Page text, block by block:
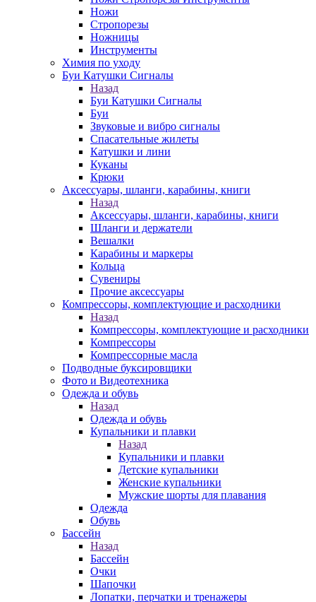
Ножи
Стропорезы
Ножницы
Инструменты
Химия по уходу
Буи Катушки Сигналы
Назад
Буи Катушки Сигналы
Буи
Звуковые и вибро сигналы
Спасательные жилеты
Катушки и лини
Куканы
Крюки
Аксессуары, шланги, карабины, книги
Назад
Аксессуары, шланги, карабины, книги
Шланги и держатели
Вешалки
Карабины и маркеры
Кольца
Сувениры
Прочие аксессуары
Компрессоры, комплектующие и расходники
Назад
Компрессоры, комплектующие и расходники
Компрессоры
Компрессорные масла
Подводные буксировщики
Фото и Видеотехника
Одежда и обувь
Назад
Одежда и обувь
Купальники и плавки
Назад
Купальники и плавки
Детские купальники
Женские купальники
Мужские шорты для плавания
Одежда
Обувь
Бассейн
Назад
Бассейн
Очки
Шапочки
Лопатки, перчатки и тренажеры